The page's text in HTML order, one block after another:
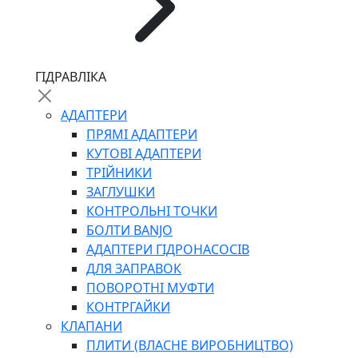
СИЛОВІ
ДРОТЯНІ
ПРУЖИННІ
НЕЙЛОНОВІ
ПРОРЕЗИНЕНІ
АВТОТОВАРИ
АВТОХІМІЯ
ДОМКРАТИ
ГІДРАВЛІКА
АДАПТЕРИ
ПРЯМІ АДАПТЕРИ
КУТОВІ АДАПТЕРИ
ТРІЙНИКИ
ЗАГЛУШКИ
КОНТРОЛЬНІ ТОЧКИ
БОЛТИ BANJO
АДАПТЕРИ ГІДРОНАСОСІВ
ДЛЯ ЗАПРАВОК
ПОВОРОТНІ МУФТИ
КОНТРГАЙКИ
КЛАПАНИ
ПЛИТИ (ВЛАСНЕ ВИРОБНИЦТВО)